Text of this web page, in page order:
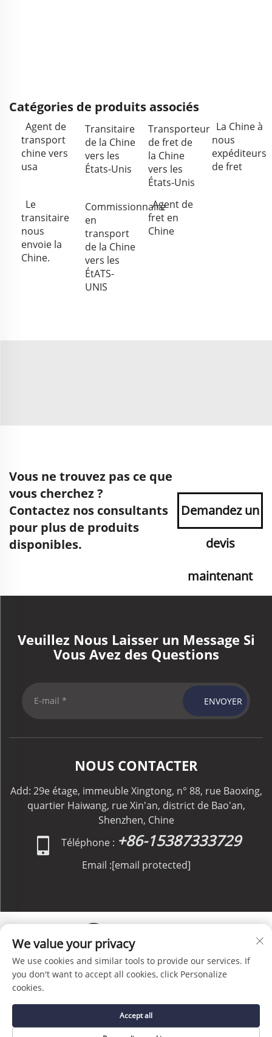
Catégories de produits associés
Agent de
transport
chine vers
usa
Transitaire
de la Chine
vers les
États-Unis
Transporteur
de fret de
la Chine
vers les
États-Unis
La Chine à
nous
expéditeurs
de fret
Le
transitaire
nous
envoie la
Chine.
Commissionnaire
en
transport
de la Chine
vers les
ÉtATS-
UNIS
Agent de
fret en
Chine
Vous ne trouvez pas ce que
vous cherchez ?
Contactez nos consultants
pour plus de produits
disponibles.
Demandez un
devis
maintenant
Veuillez Nous Laisser un Message Si
Vous Avez des Questions
ENVOYER
NOUS CONTACTER
Add: 29e étage, immeuble Xingtong, n° 88, rue Baoxing,
quartier Haiwang, rue Xin'an, district de Bao'an,
Shenzhen, Chine
Téléphone : +86-15387333729
Email :[email protected]
Copyright © C&C GLOBAL Logistics Co., Limited Tous
droits réservés -
Politique de confidentialité
We value your privacy
We use cookies and similar tools to provide our services. If
you don't want to accept all cookies, click Personalize
cookies.
Accept all